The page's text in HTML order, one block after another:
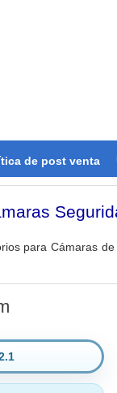
de post venta
para Cámaras